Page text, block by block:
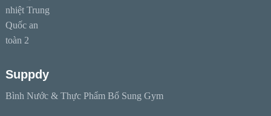
Suppdy
Bình Nước & Thực Phẩm Bổ Sung Gym